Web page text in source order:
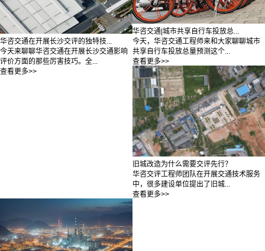
华咨交通在开展长沙交评的独特技...
今天来聊聊华咨交通在开展长沙交通影响
评价方面的那些厉害技巧。全...
查看更多>>
华咨交通|城市共享自行车投放总...
今天，华咨交通工程师来和大家聊聊城市
共享自行车投放总量预测这个...
查看更多>>
旧城改造为什么需要交评先行？
华咨交评工程师团队在开展交通技术服务
中，很多建设单位提出了旧城...
查看更多>>